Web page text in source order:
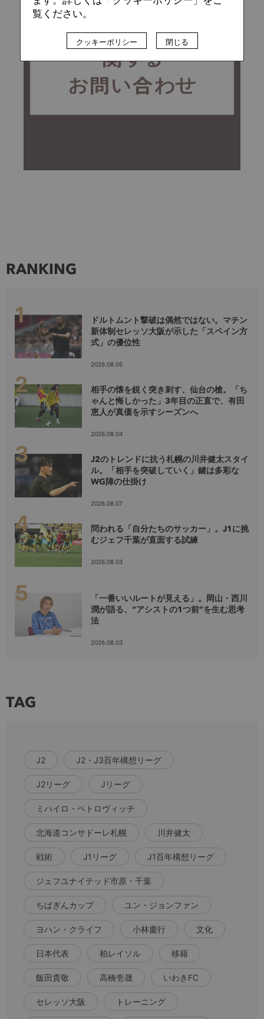
RANKING
ドルトムント撃破は偶然ではない。マチン
新体制セレッソ大阪が示した「スペイン方
式」の優位性
2026.08.05
相手の懐を鋭く突き刺す、仙台の槍。「ち
ゃんと悔しかった」3年目の正直で、有田
恵人が真価を示すシーズンへ
2026.08.04
J2のトレンドに抗う札幌の川井健太スタイ
ル。「相手を突破していく」鍵は多彩な
WG陣の仕掛け
2026.08.07
問われる「自分たちのサッカー」。J1に挑
むジェフ千葉が直面する試練
2026.08.03
「一番いいルートが見える」。岡山・西川
潤が語る、“アシストの1つ前”を生む思考
法
2026.08.03
TAG
J2 J2・J3百年構想リーグ
J2リーグ Jリーグ
ミハイロ・ペトロヴィッチ
北海道コンサドーレ札幌 川井健太
戦術 J1リーグ J1百年構想リーグ
ジェフユナイテッド市原・千葉
ちばぎんカップ ユン・ジョンファン
ヨハン・クライフ 小林慶行 文化
日本代表 柏レイソル 移籍
飯田貴敬 高橋壱晟 いわきFC
セレッソ大阪 トレーニング
覧ください。
クッキーポリシー 閉じる